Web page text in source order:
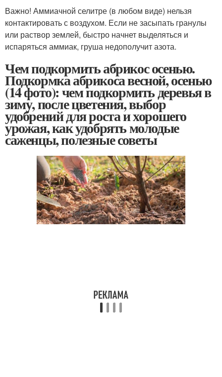
Важно! Аммиачной селитре (в любом виде) нельзя
контактировать с воздухом. Если не засыпать гранулы
или раствор землей, быстро начнет выделяться и
испаряться аммиак, груша недополучит азота.
Чем подкормить абрикос осенью.
Подкормка абрикоса весной, осенью
(14 фото): чем подкормить деревья в
зиму, после цветения, выбор
удобрений для роста и хорошего
урожая, как удобрять молодые
саженцы, полезные советы